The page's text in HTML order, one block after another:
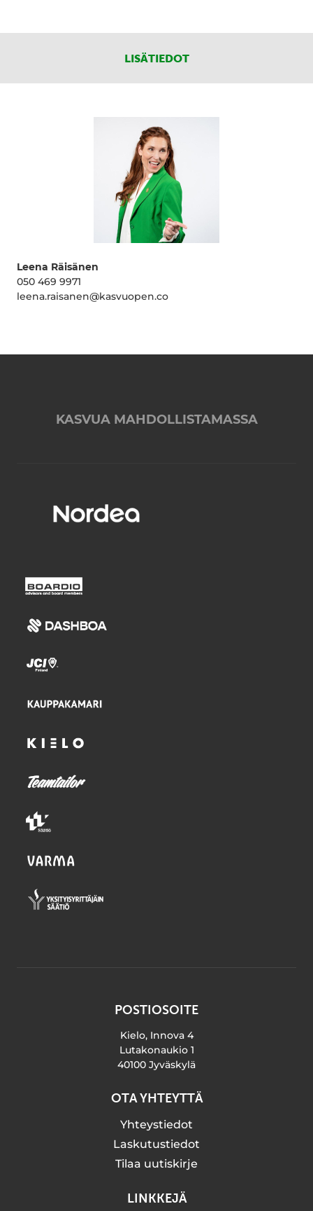
LISÄTIEDOT
Leena Räisänen
050 469 9971
leena.raisanen@kasvuopen.co
KASVUA MAHDOLLISTAMASSA
POSTIOSOITE
Kielo, Innova 4
Lutakonaukio 1
40100 Jyväskylä
OTA YHTEYTTÄ
Yhteystiedot
Laskutustiedot
Tilaa uutiskirje
LINKKEJÄ